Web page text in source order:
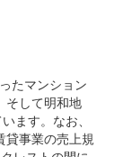
たマンション
そして明和地
ます。なお、
貸事業の売上規